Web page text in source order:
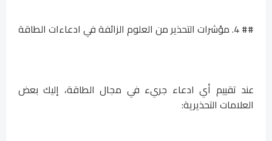
## 4. مؤشرات التحذير من العلوم الزائفة في ادعاءات الطاقة
عند تقييم أي ادعاء جريء في مجال الطاقة، إليك بعض
العلامات التحذيرية: